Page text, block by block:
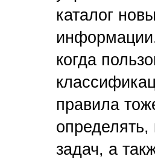
каталог
когда
правила
определять,
задач, а